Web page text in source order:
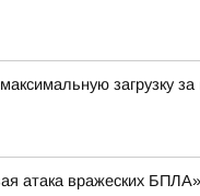
загрузку
атака вражеских